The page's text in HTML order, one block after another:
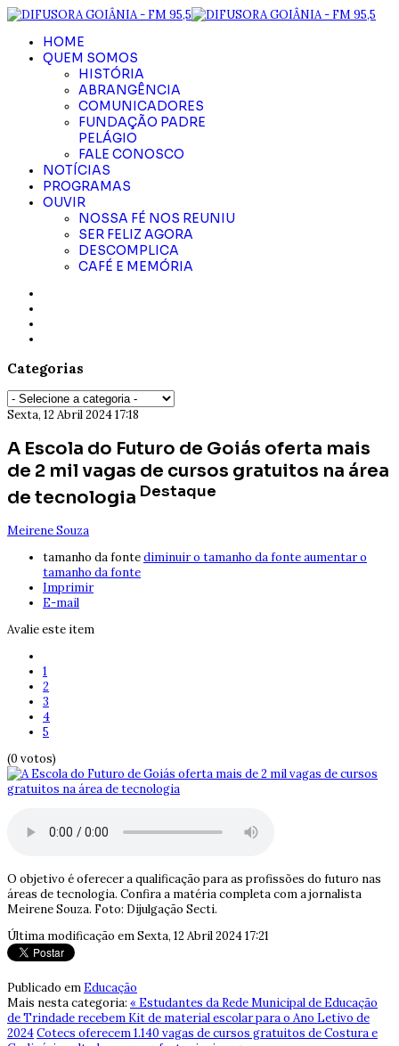
HOME
QUEM SOMOS
HISTÓRIA
ABRANGÊNCIA
COMUNICADORES
FUNDAÇÃO PADRE
PELÁGIO
FALE CONOSCO
NOTÍCIAS
PROGRAMAS
OUVIR
NOSSA FÉ NOS REUNIU
SER FELIZ AGORA
DESCOMPLICA
CAFÉ E MEMÓRIA
Categorias
Sexta, 12 Abril 2024 17:18
A Escola do Futuro de Goiás oferta mais
de 2 mil vagas de cursos gratuitos na área
de tecnologia Destaque
Meirene Souza
tamanho da fontediminuir o tamanho da fonteaumentar o
tamanho da fonte
Imprimir
E-mail
Avalie este item
1
2
3
4
5
(0 votos)
O objetivo é oferecer a qualificação para as profissões do futuro nas
áreas de tecnologia. Confira a matéria completa com a jornalista
Meirene Souza. Foto: Dijulgação Secti.
Última modificação em Sexta, 12 Abril 2024 17:21
Publicado em Educação
Mais nesta categoria: « Estudantes da Rede Municipal de Educação
de Trindade recebem Kit de material escolar para o Ano Letivo de
2024Cotecs oferecem 1.140 vagas de cursos gratuitos de Costura e